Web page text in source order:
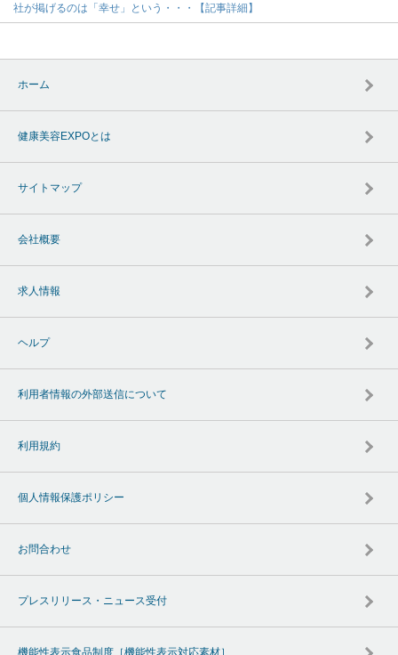
社が掲げるのは「幸せ」という・・・【記事詳細】
ホーム
健康美容EXPOとは
サイトマップ
会社概要
求人情報
ヘルプ
利用者情報の外部送信について
利用規約
個人情報保護ポリシー
お問合わせ
プレスリリース・ニュース受付